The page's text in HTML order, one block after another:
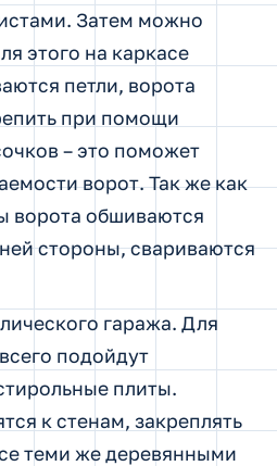
Затем можно
этого на каркасе
петли, ворота
при помощи
– это поможет
ворот. Так же как
ворота обшиваются
стороны, свариваются
гаража. Для
подойдут
плиты.
к стенам, закреплять
теми же деревянными